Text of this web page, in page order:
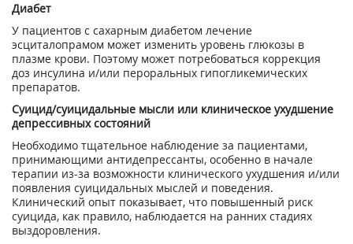
Диабет
У пациентов с сахарным диабетом лечение
эсциталопрамом может изменить уровень глюкозы в
плазме крови. Поэтому может потребоваться коррекция
доз инсулина и/или пероральных гипогликемических
препаратов.
Суицид/суицидальные мысли или клиническое ухудшение
депрессивных состояний
Необходимо тщательное наблюдение за пациентами,
принимающими антидепрессанты, особенно в начале
терапии из-за возможности клинического ухудшения и/или
появления суицидальных мыслей и поведения.
Клинический опыт показывает, что повышенный риск
суицида, как правило, наблюдается на ранних стадиях
выздоровления.